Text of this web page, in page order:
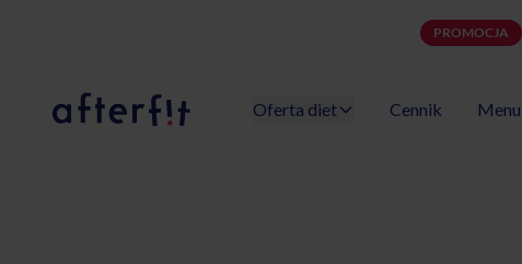
PROMOCJA
Catering dietetyczny Afterfit
Oferta diet Cennik Menu